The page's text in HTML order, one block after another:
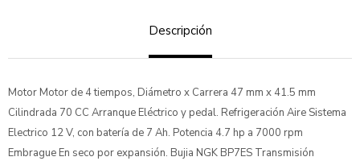
Descripción
Motor Motor de 4 tiempos, Diámetro x Carrera 47 mm x 41.5 mm
Cilindrada 70 CC Arranque Eléctrico y pedal. Refrigeración Aire Sistema
Electrico 12 V, con batería de 7 Ah. Potencia 4.7 hp a 7000 rpm
Embrague En seco por expansión. Bujia NGK BP7ES Transmisión